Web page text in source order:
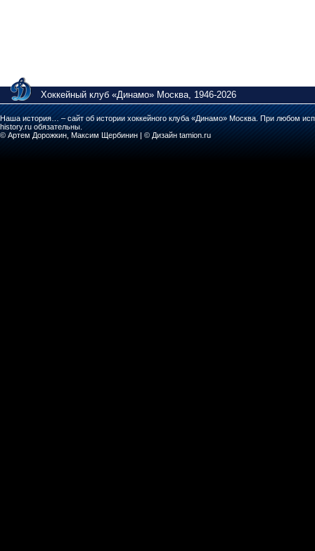
Хоккейный клуб «Динамо» Москва, 1946-2026
Наша история… – сайт об истории хоккейного клуба «Динамо» Москва. При любом
history.ru обязательны.
© Артем Дорожкин, Максим Щербинин | © Дизайн tamion.ru